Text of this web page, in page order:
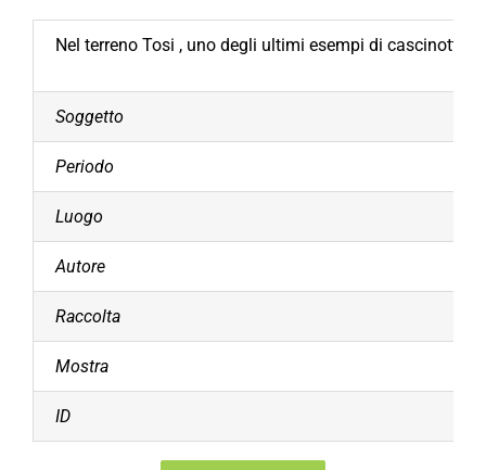
Nel terreno Tosi , uno degli ultimi esempi di cascinotto
Soggetto
Periodo
Luogo
Autore
Raccolta
Mostra
ID